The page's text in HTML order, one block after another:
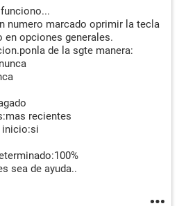
numero marcado oprimir la tecla
en opciones generales.
de la sgte manera:
recientes
inicio:si
sea de ayuda..